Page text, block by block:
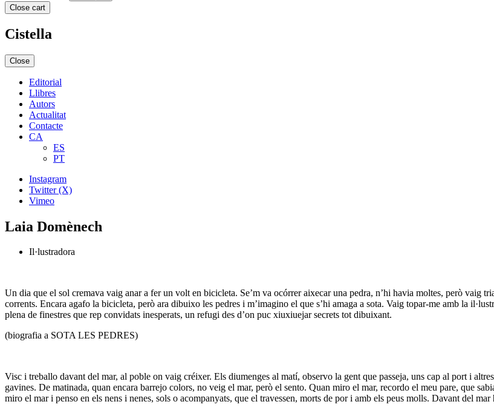
Close cart
Cistella
Close
Editorial
Llibres
Autors
Actualitat
Contacte
CA
ES
PT
Instagram
Twitter (X)
Vimeo
Laia Domènech
Il·lustradora
Un dia que el sol cremava vaig anar a fer un volt en bicicleta. Se’m va ocórrer aixecar una pedra, n’hi havia moltes, però vaig
corrents. Encara agafo la bicicleta, però ara dibuixo les pedres i m’imagino el que s’hi amaga a sota. Vaig topar-me amb la
plena de finestres que rep convidats inesperats, un refugi des d’on puc xiuxiuejar secrets tot dibuixant.
(biografia a SOTA LES PEDRES)
Visc i treballo davant del mar, al poble on vaig créixer. Els diumenges al matí, observo la gent que passeja, uns cap al port i
gavines. De matinada, quan encara barrejo colors, no veig el mar, però el sento. Quan miro el mar, recordo el meu pare, que
miro el mar i penso en els nens i nenes, sols o acompanyats, que el travessen, morts de por i amb els peus molls. Davant del